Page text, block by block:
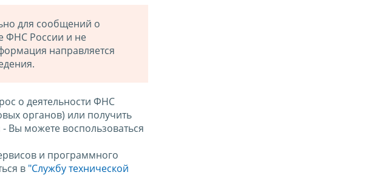
для сообщений о
ФНС России и не
направляется
о деятельности ФНС
органов) или получить
Вы можете воспользоваться
и программного
в "Службу технической